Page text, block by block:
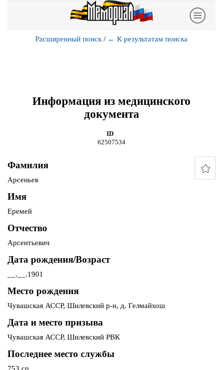
Расширенный поиск / ← К результатам поиска
Информация из медицинского
документа
ID
62507534
Фамилия
Арсеньев
Имя
Еремей
Отчество
Арсентьевич
Дата рождения/Возраст
__.__.1901
Место рождения
Чувашская АССР, Шилевский р-н, д. Гелмайхош
Дата и место призыва
Чувашская АССР, Шилевский РВК
Последнее место службы